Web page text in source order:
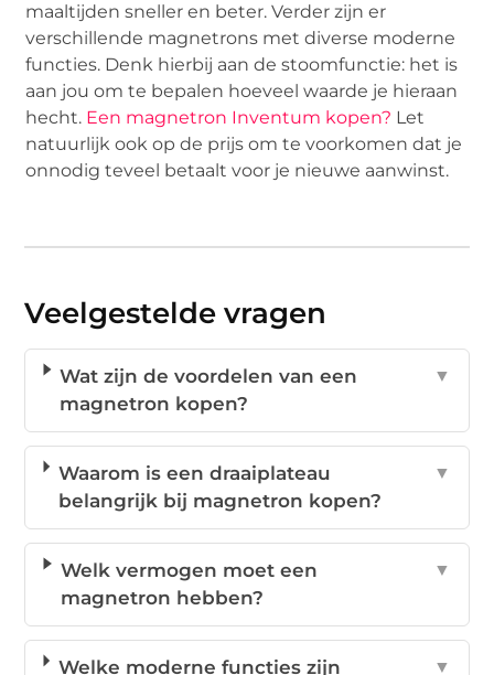
maaltijden sneller en beter. Verder zijn er
verschillende magnetrons met diverse moderne
functies. Denk hierbij aan de stoomfunctie: het is
aan jou om te bepalen hoeveel waarde je hieraan
hecht. Een magnetron Inventum kopen? Let
natuurlijk ook op de prijs om te voorkomen dat je
onnodig teveel betaalt voor je nieuwe aanwinst.
Veelgestelde vragen
Wat zijn de voordelen van een
magnetron kopen?
▼
Waarom is een draaiplateau
belangrijk bij magnetron kopen?
▼
Welk vermogen moet een
magnetron hebben?
▼
Welke moderne functies zijn ▼